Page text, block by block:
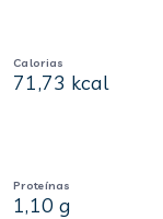
Calorias
71,73 kcal
Proteínas
1,10 g